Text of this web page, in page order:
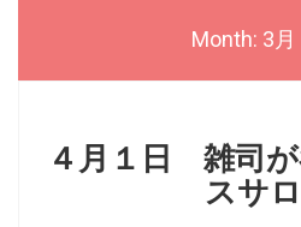
Month: 3月
４月１日 雑司
スサ